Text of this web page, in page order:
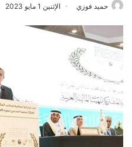
حميد فوزي الإثنين 1 مايو 2023